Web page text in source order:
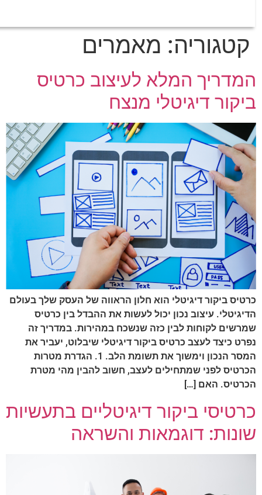
קטגוריה: מאמרים
המלא לעיצוב כרטיס
דיגיטלי מנצח
ביקור דיגיטלי הוא חלון הראווה של העסק שלך בעולם
עיצוב נכון יכול לעשות את ההבדל בין כרטיס
לקוחות לבין כזה שנשכח במהירות. במדריך זה
כיצד לעצב כרטיס ביקור דיגיטלי שיבלוט, יעביר את
המסר הנכון וימשוך את תשומת הלב. 1. הגדרת מטרות
לפני שמתחילים לעצב, חשוב להבין מהי מטרת
האם […]
ביקור דיגיטליים בתעשיות
דוגמאות והשראה